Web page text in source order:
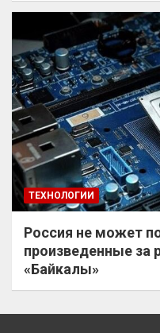
ТЕХНОЛОГИИ
Россия не может
произведенные за
«Байкалы»